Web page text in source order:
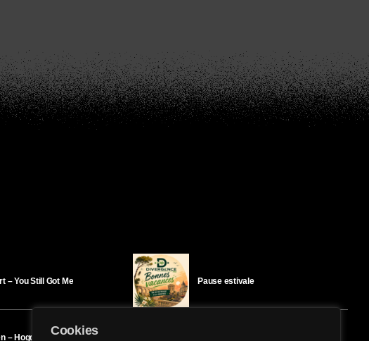
Cookies
– You Still Got Me
– Hoggar
Pause estivale